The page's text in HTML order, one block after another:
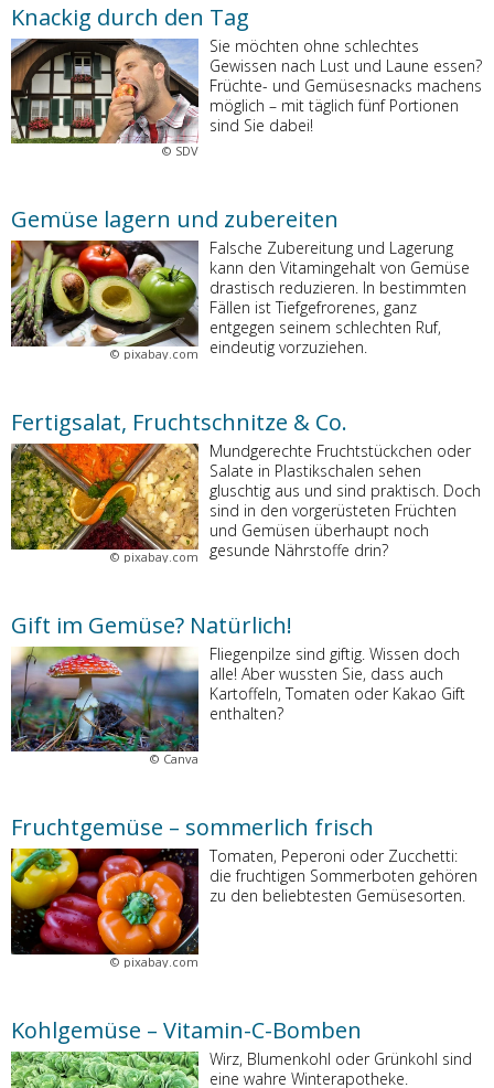
Knackig durch den Tag
© SDV
Sie möchten ohne schlechtes
Gewissen nach Lust und Laune essen?
Früchte- und Gemüsesnacks machens
möglich – mit täglich fünf Portionen
sind Sie dabei!
Gemüse lagern und zubereiten
© pixabay.com
Falsche Zubereitung und Lagerung
kann den Vitamingehalt von Gemüse
drastisch reduzieren. In bestimmten
Fällen ist Tiefgefrorenes, ganz
entgegen seinem schlechten Ruf,
eindeutig vorzuziehen.
Fertigsalat, Fruchtschnitze & Co.
© pixabay.com
Mundgerechte Fruchtstückchen oder
Salate in Plastikschalen sehen
gluschtig aus und sind praktisch. Doch
sind in den vorgerüsteten Früchten
und Gemüsen überhaupt noch
gesunde Nährstoffe drin?
Gift im Gemüse? Natürlich!
© Canva
Fliegenpilze sind giftig. Wissen doch
alle! Aber wussten Sie, dass auch
Kartoffeln, Tomaten oder Kakao Gift
enthalten?
Fruchtgemüse – sommerlich frisch
© pixabay.com
Tomaten, Peperoni oder Zucchetti:
die fruchtigen Sommerboten gehören
zu den beliebtesten Gemüsesorten.
Kohlgemüse – Vitamin-C-Bomben
Wirz, Blumenkohl oder Grünkohl sind
eine wahre Winterapotheke.